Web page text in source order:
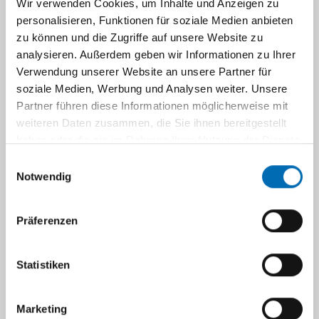
Wir verwenden Cookies, um Inhalte und Anzeigen zu
personalisieren, Funktionen für soziale Medien anbieten
zu können und die Zugriffe auf unsere Website zu
analysieren. Außerdem geben wir Informationen zu Ihrer
Verwendung unserer Website an unsere Partner für
soziale Medien, Werbung und Analysen weiter. Unsere
Partner führen diese Informationen möglicherweise mit
weiteren Daten zusammen, die Sie ihnen bereitgestellt
Notwendig
Präferenzen
Statistiken
Marketing
Bücher können einen Krankenhausaufenthalt
angenehmer und kurzweiliger gestalten und
damit den Therapieerfolg stärken. Im Foyer des
Zentrums für Operative Medizin II (ZOM II)
finden Sie daher eine kleine „Buch-
Tauschbörse“. Hier können Sie sich für die
ausleihen. Gerne können Sie hier auch Bücher,
Patienten/einer anderen Patientin überlassen.